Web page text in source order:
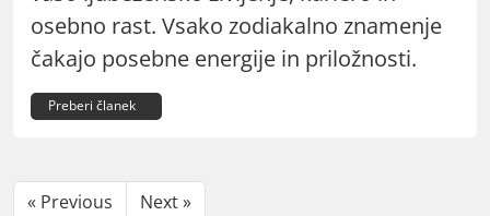
osebno rast. Vsako zodiakalno znamenje
čakajo posebne energije in priložnosti.
Preberi članek
« Previous Next »